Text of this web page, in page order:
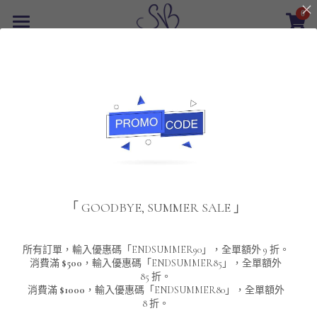
0
重磅純色長袖 T-SHIRT 系列
重磅純色短袖 T-SHIRT 系列
重磅純色 衛衣 系列
男裝恤衫
長袖恤衫
男裝 T-Shirt
長袖 T-SHIRT
頸鏈及鏈墜
包袋
About Us
×
商品分類
重磅純色 短袖T-Shirt 系列
圓領衛衣
連帽衛衣
「 GOODBYE, SUMMER SALE 」
所有訂單，輸入優惠碼「ENDSUMMER90」，全單額外 9 折。
消費滿 $500 ，輸入優惠碼「ENDSUMMER85」，全單額外
85 折。
消費滿 $1000 ，輸入優惠碼「ENDSUMMER80」，全單額外
8 折。